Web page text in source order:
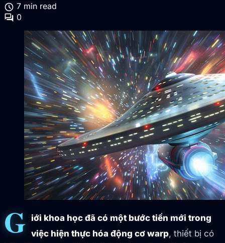
schedule 7 min read
forum 0
G iới khoa học đã có một bước tiến mới trong
việc hiện thực hóa động cơ warp, thiết bị có